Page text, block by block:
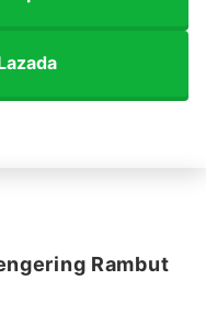
Rambut